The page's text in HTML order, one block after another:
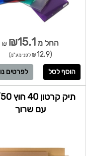
החל מ ₪15.1
₪
(12.9 ₪ לפני מע"מ)
לפרטים
תיק
עם שרוך